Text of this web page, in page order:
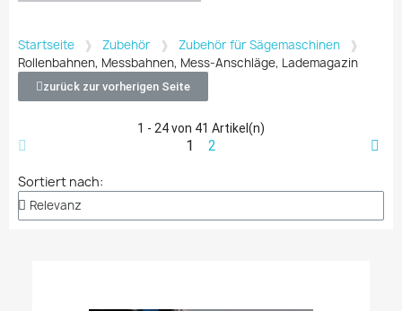
Startseite Zubehör
Zubehör für Sägemaschinen
Rollenbahnen, Messbahnen, Mess-Anschläge, Lademagazin
zurück zur vorherigen Seite
1 - 24 von 41 Artikel(n)
1 2
Sortiert nach: